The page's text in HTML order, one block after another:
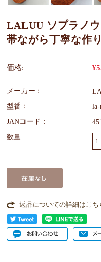
LALUU ソプラノ
帯ながら丁寧な作
価格:
メーカー：
型番：
la-
JANコード：
数量:
返品についての詳細はこち